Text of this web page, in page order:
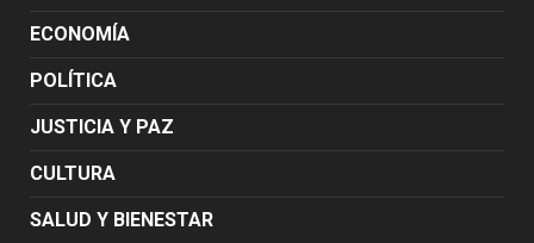
ECONOMÍA
POLÍTICA
JUSTICIA Y PAZ
CULTURA
SALUD Y BIENESTAR